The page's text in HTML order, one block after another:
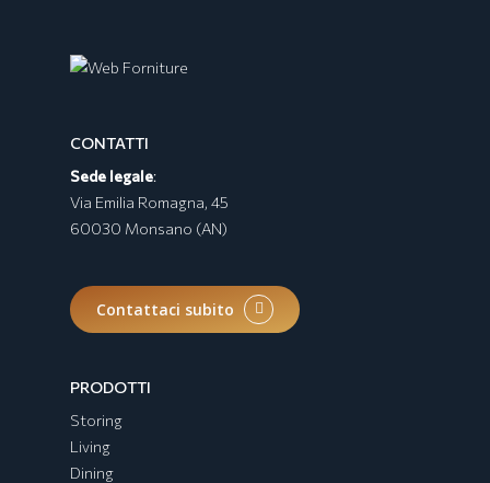
CONTATTI
Sede legale:
Via Emilia Romagna, 45
60030 Monsano (AN)
Contattaci subito
PRODOTTI
Storing
Living
Dining